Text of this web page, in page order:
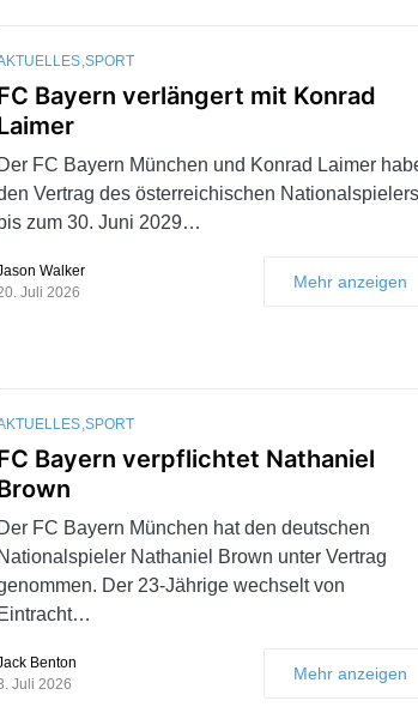
SPORT
Bayern verlängert mit Konrad
Der FC Bayern München und Konrad Laimer
Vertrag des österreichischen Nationalspielers
bis zum 30. Juni 2029…
Walker
Juli 2026
Mehr anzeigen
SPORT
Bayern verpflichtet Nathaniel
Der FC Bayern München hat den deutschen
Nationalspieler Nathaniel Brown unter Vertrag
Der 23-Jährige wechselt von
Eintracht…
Benton
Juli 2026
Mehr anzeigen